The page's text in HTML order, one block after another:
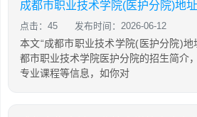
成都市职业技术学院(医护分院)地
点击：45 发布时间：2026-06-12
本文“成都市职业技术学院(医护分院)地
都市职业技术学院医护分院的招生简介
专业课程等信息，如你对